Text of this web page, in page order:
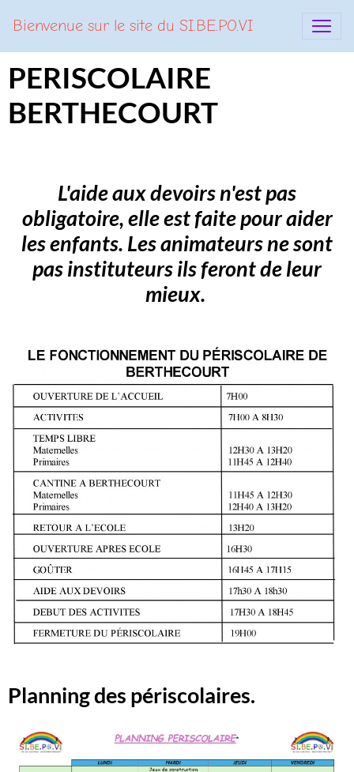
Bienvenue sur le site du SI.BE.PO.VI
PERISCOLAIRE
BERTHECOURT
L'aide aux devoirs n'est pas
obligatoire, elle est faite pour aider
les enfants. Les animateurs ne sont
pas instituteurs ils feront de leur
mieux.
Planning des périscolaires.